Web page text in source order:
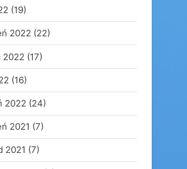
(19)
2022 (22)
2022 (17)
(16)
2022 (24)
2021 (7)
2021 (7)